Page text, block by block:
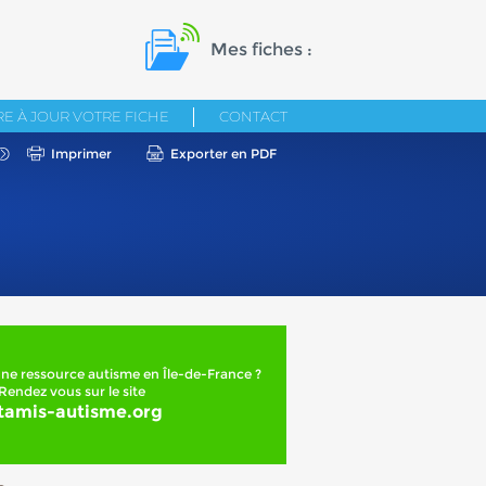
Mes fiches :
À JOUR VOTRE FICHE CONTACT
Imprimer Exporter en PDF
ressource autisme en Île-de-France ?
Rendez vous sur le site
autisme.org